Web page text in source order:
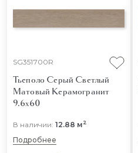
SG351700R
Тьеполо Серый Светлый
Матовый Керамогранит
9.6x60
В наличии: 12.88 м2
Подробнее